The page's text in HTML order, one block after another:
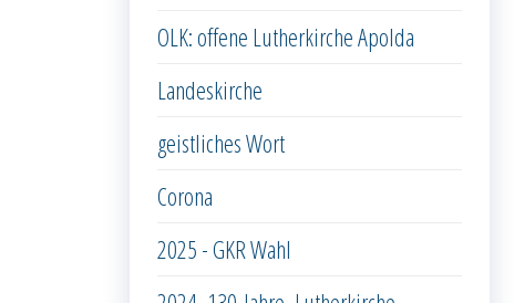
OLK: offene Lutherkirche Apolda
Landeskirche
geistliches Wort
Corona
2025 - GKR Wahl